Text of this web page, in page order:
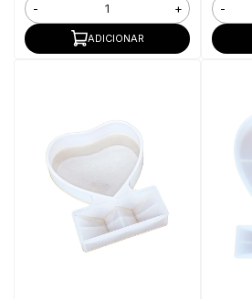
- +
ADICIONAR
-